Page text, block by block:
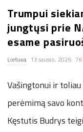
n
.
n
e
t
Trumpui
jungtųsi prie
esame
Lietuva 13 sausio, 2026
Vašingtonui ir
perėmimą savo
Kęstutis Budrys